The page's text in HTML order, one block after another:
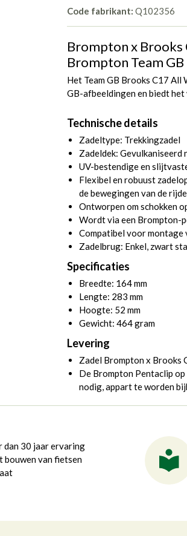
Code fabrikant: Q102356
Brompton x Brooks
Brompton Team
Het Team GB Brooks C17 All
GB-afbeeldingen en biedt
Technische details
Zadeltype: Trekkingzadel
Zadeldek: Gevulkaniseerd
UV-bestendige en
Flexibel en robuust
de bewegingen van de
Ontworpen om schokken
Wordt via een Brompton-
Compatibel voor montage
Zadelbrug: Enkel, zwart
Specificaties
Breedte: 164 mm
Lengte: 283 mm
Hoogte: 52 mm
Gewicht: 464 gram
Levering
Zadel Brompton x Brooks
De Brompton Pentaclip
nodig, appart te worden
dan 30 jaar ervaring
bouwen van fietsen